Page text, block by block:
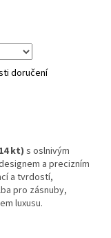
doručení
kt) s oslnivým
a precizním
a tvrdostí,
pro zásnuby,
luxusu.